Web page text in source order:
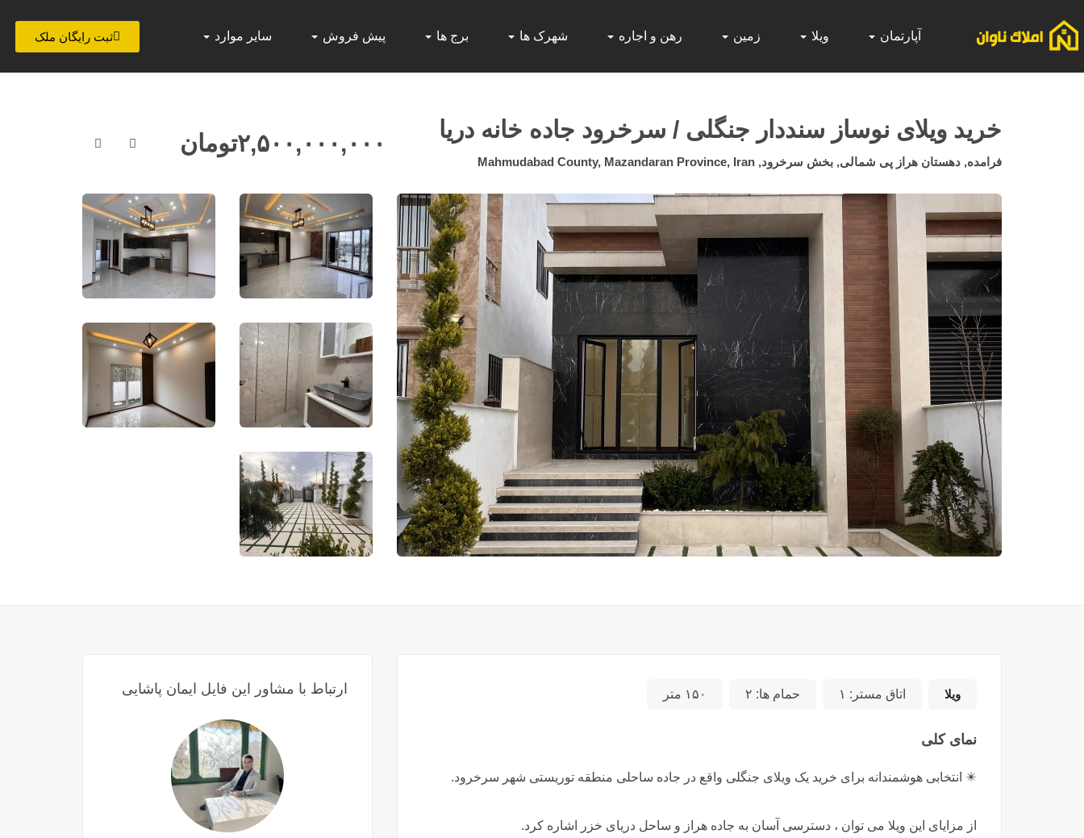
آپارتمان ویلا زمین رهن و اجاره شهرک ها برج ها پیش فروش سایر موارد ثبت رایگان ملک
خرید ویلای نوساز سنددار جنگلی / سرخرود جاده خانه دریا
فرامده, دهستان هراز پی شمالی, بخش سرخرود, Mahmudabad County, Mazandaran Province, Iran
۲,۵۰۰,۰۰۰,۰۰۰تومان
ویلا اتاق مستر: ۱ حمام ها: ۲ ۱۵۰ متر
نمای کلی
✴️ انتخابی هوشمندانه برای خرید یک ویلای جنگلی واقع در جاده ساحلی منطقه توریستی شهر سرخرود.
از مزایای این ویلا می توان ، دسترسی آسان به جاده هراز و ساحل دریای خزر اشاره کرد.
ارتباط با مشاور این فایل ایمان پاشایی